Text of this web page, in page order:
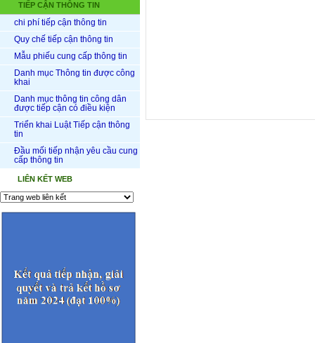
TIẾP CẬN THÔNG TIN
chi phí tiếp cận thông tin
Quy chế tiếp cận thông tin
Mẫu phiếu cung cấp thông tin
Danh mục Thông tin được công
khai
Danh mục thông tin công dân
được tiếp cận có điều kiện
Triển khai Luật Tiếp cận thông
tin
Đầu mối tiếp nhận yêu cầu cung
cấp thông tin
LIÊN KẾT WEB